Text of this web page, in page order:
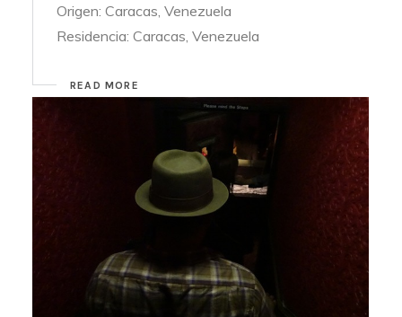
Origen: Caracas, Venezuela
Residencia: Caracas, Venezuela
READ MORE